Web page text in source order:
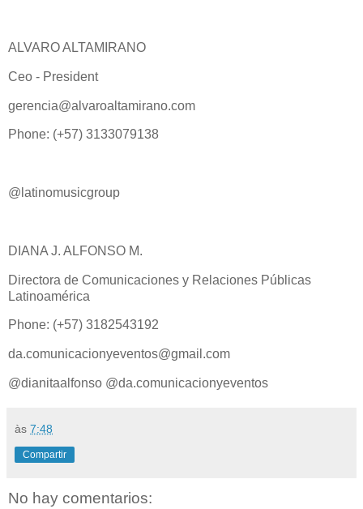
ALVARO ALTAMIRANO
Ceo - President
gerencia@alvaroaltamirano.com
Phone: (+57) 3133079138
@latinomusicgroup
DIANA J. ALFONSO M.
Directora de Comunicaciones y Relaciones Públicas
Latinoamérica
Phone: (+57) 3182543192
da.comunicacionyeventos@gmail.com
@dianitaalfonso @da.comunicacionyeventos
às 7:48
Compartir
No hay comentarios: